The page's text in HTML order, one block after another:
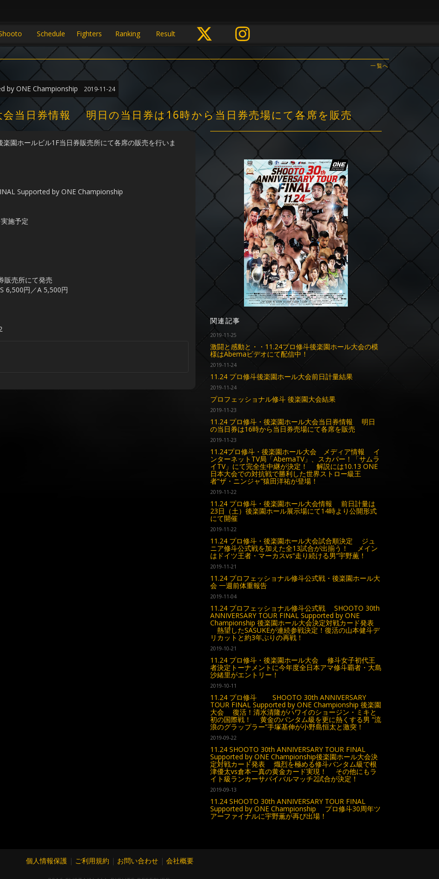
Schedule Fighters Ranking Result
一覧へ
by ONE Championship 2019-11-24
当日券情報 明日の当日券は16時から当日券売場にて各席を販売
園ホールビル1F当日券販売所にて各席の販売を行いま
Supported by ONE Championship
施予定
販売所にて発売
6,500円／A 5,500円
関連記事
2019-11-25
激闘と感動と・・11.24プロ修斗後楽園ホール大会の模
様はAbemaビデオにて配信中！
2019-11-24
11.24 プロ修斗後楽園ホール大会前日計量結果
2019-11-24
プロフェッショナル修斗 後楽園大会結果
2019-11-23
11.24 プロ修斗・後楽園ホール大会当日券情報 明日
の当日券は16時から当日券売場にて各席を販売
2019-11-23
11.24プロ修斗・後楽園ホール大会 メディア情報 イ
ンターネットTV局「AbemaTV」、スカパー！「サムラ
イTV」にて完全生中継が決定！ 解説には10.13 ONE
日本大会での対抗戦で勝利した世界ストロー級王
者“ザ・ニンジャ”猿田洋祐が登場！
2019-11-22
11.24 プロ修斗・後楽園ホール大会情報 前日計量は
23日（土）後楽園ホール展示場にて14時より公開形式
にて開催
2019-11-22
11.24 プロ修斗・後楽園ホール大会試合順決定 ジュ
ニア修斗公式戦を加えた全13試合が出揃う！ メイン
はドイツ王者・マーカスvs“走り続ける男”宇野薫！
2019-11-21
11.24 プロフェッショナル修斗公式戦・後楽園ホール大
会 一週前体重報告
2019-11-04
11.24 プロフェッショナル修斗公式戦 SHOOTO 30th
ANNIVERSARY TOUR FINAL Supported by ONE
Championship 後楽園ホール大会決定対戦カード発表
熱望したSASUKEが連続参戦決定！復活の山本健斗デ
リカットと約3年ぶりの再戦！
2019-10-21
11.24 プロ修斗・後楽園ホール大会 修斗女子初代王
者決定トーナメントに今年度全日本アマ修斗覇者・大島
沙緒里がエントリー！
2019-10-11
11.24 プロ修斗 SHOOTO 30th ANNIVERSARY
TOUR FINAL Supported by ONE Championship 後楽園
大会 復活！清水清隆がハワイのショージン・ミキと
初の国際戦！ 黄金のバンタム級を更に熱くする男 “流
浪のグラップラー”手塚基伸が小野島恒太と激突！
2019-09-22
11.24 SHOOTO 30th ANNIVERSARY TOUR FINAL
Supported by ONE Championship後楽園ホール大会決
定対戦カード発表 熾烈を極める修斗バンタム級で根
津優太vs倉本一真の黄金カード実現！ その他にもラ
イト級ランカーサバイバルマッチ2試合が決定！
2019-09-13
11.24 SHOOTO 30th ANNIVERSARY TOUR FINAL
Supported by ONE Championship プロ修斗30周年ツ
アーファイナルに宇野薫が再び出場！
個人情報保護 | ご利用規約 | お問い合わせ | 会社概要